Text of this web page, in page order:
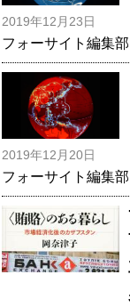
2019年12月23日
フォーサイト編集部
2019年12月20日
フォーサイト編集部